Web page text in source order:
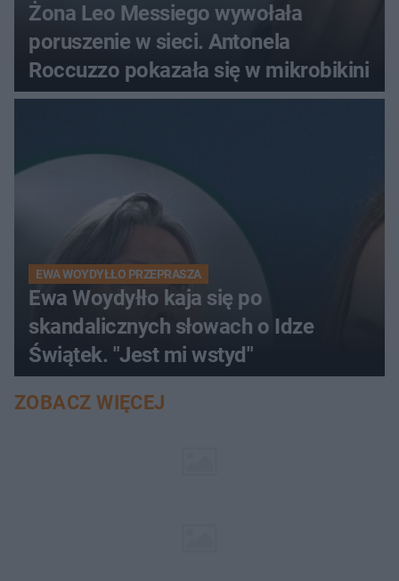
Żona Leo Messiego wywołała
poruszenie w sieci. Antonela
Roccuzzo pokazała się w mikrobikini
EWA WOYDYŁŁO PRZEPRASZA
Ewa Woydyłło kaja się po
skandalicznych słowach o Idze
Świątek. "Jest mi wstyd"
ZOBACZ WIĘCEJ